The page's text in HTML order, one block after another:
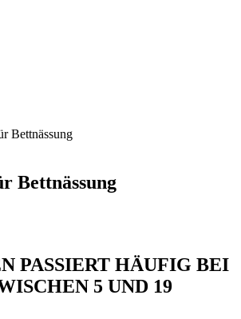
Bettnässung
Bettnässung
PASSIERT HÄUFIG BEI
5 UND 19